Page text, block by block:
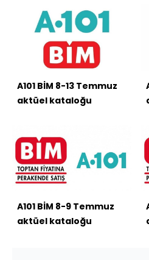
A101 BİM 8-13 Temmuz
aktüel kataloğu
A101 BİM 8-9 Temmuz
aktüel kataloğu